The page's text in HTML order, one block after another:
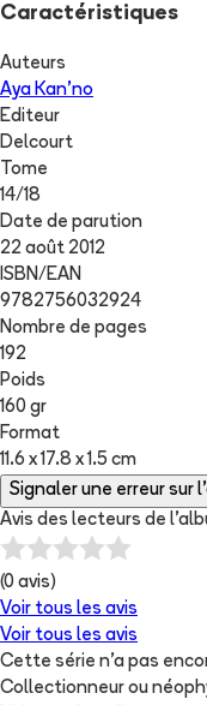
Caractéristiques
Auteurs
Aya Kan'no
Editeur
Delcourt
Tome
14/18
Date de parution
22 août 2012
ISBN/EAN
9782756032924
Nombre de pages
192
Poids
160 gr
Format
11.6 x 17.8 x 1.5 cm
Signaler une erreur sur
Avis des lecteurs de
(0 avis)
Voir tous les avis
Voir tous les avis
Cette série n'a pas
Collectionneur ou